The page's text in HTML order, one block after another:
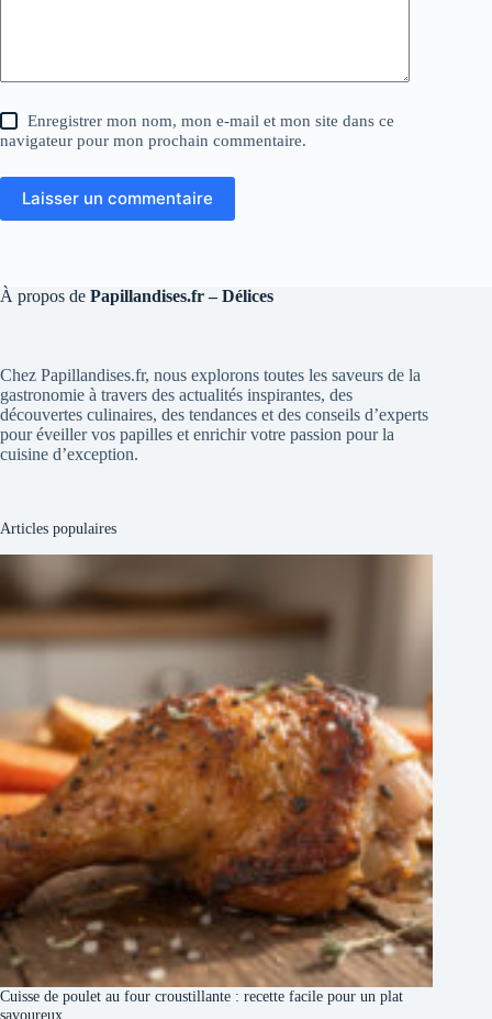
Enregistrer mon nom, mon e-mail et mon site dans ce
navigateur pour mon prochain commentaire.
Laisser un commentaire
À propos de Papillandises.fr – Délices
Chez Papillandises.fr, nous explorons toutes les saveurs de la
gastronomie à travers des actualités inspirantes, des
découvertes culinaires, des tendances et des conseils d’experts
pour éveiller vos papilles et enrichir votre passion pour la
cuisine d’exception.
Articles populaires
Cuisse de poulet au four croustillante : recette facile pour un plat
savoureux